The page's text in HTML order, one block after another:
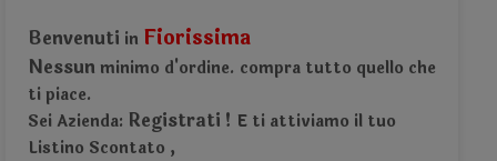
Benvenuti in Fiorissima
Nessun minimo d'ordine. compra tutto quello che
ti piace.
Sei Azienda: Registrati ! E ti attiviamo il tuo
Listino Scontato ,